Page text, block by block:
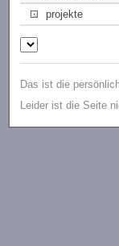
projekte
Das ist die
Leider ist die Seite